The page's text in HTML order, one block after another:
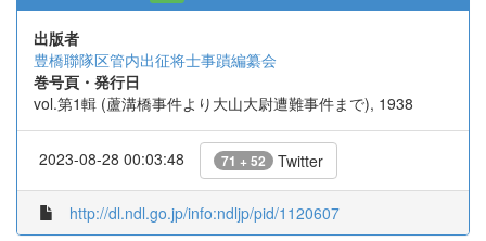
出版者
豊橋聯隊区管内出征将士事蹟編纂会
巻号頁・発行日
vol.第1輯 (蘆溝橋事件より大山大尉遭難事件まで), 1938
2023-08-28 00:03:48 71 + 52 Twitter
http://dl.ndl.go.jp/info:ndljp/pid/1120607